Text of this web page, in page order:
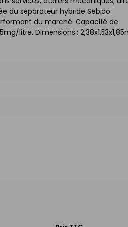
du séparateur hybride Sebico
du marché. Capacité de
litre. Dimensions :